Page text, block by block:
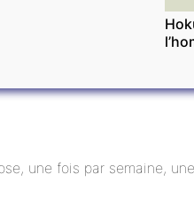
une fois par semaine,